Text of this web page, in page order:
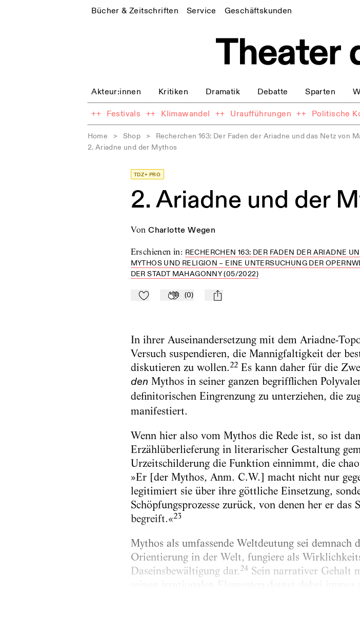
Bücher & Zeitschriften Service Geschäftskunden
Akteur:innen Kritiken Dramatik Debatte Sparten
++ Festivals ++ Klimawandel ++ Uraufführungen ++ Politische
Home > Shop > Recherchen 163: Der Faden der Ariadne und das Netz von
2. Ariadne und der Mythos
TDZ+ PRO
2. Ariadne und der
von Charlotte Wegen
Erschienen in: RECHERCHEN 163: DER FADEN DER ARIADNE
MYTHOS UND RELIGION – EINE UNTERSUCHUNG DER
DER STADT MAHAGONNY (05/2022)
Zu Mein-TdZ hinzufügen
Applaudieren
(0) mail
In ihrer Auseinandersetzung mit dem Ariadne-
Versuch suspendieren, die Mannigfaltigkeit der
diskutieren zu wollen.22Es kann daher für die
den Mythos in seiner ganzen begrifflichen
definitorischen Eingrenzung zu unterziehen, die
manifestiert.
Wenn hier also vom Mythos die Rede ist, so ist
Erzählüberlieferung in literarischer Gestaltung
Urzeitschilderung die Funktion einnimmt, die
»Er [der Mythos, Anm. C.W.] macht nicht nur
legitimiert sie über ihre göttliche Einsetzung,
Schöpfungsprozesse zurück, von denen her er
begreift.«23
Mythos als umfassende Weltdeutung sei demnach
Orientierung in der Welt, fungiere als
Daseinsbewältigung dar.24Sein narrativer Gehalt
seinen irrationalen Elementen deutet dabei immer